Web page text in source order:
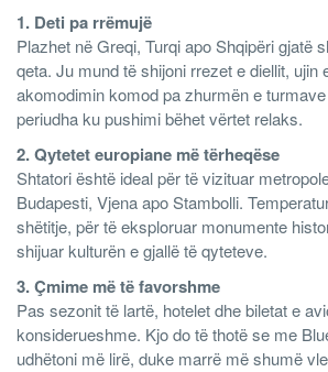
1. Deti pa rrëmujë
Plazhet në Greqi, Turqi apo Shqipëri gjatë
qeta. Ju mund të shijoni rrezet e diellit, ujin
akomodimin komod pa zhurmën e
periudha ku pushimi bëhet vërtet relaks.
2. Qytetet europiane më tërheqëse
Shtatori është ideal për të vizituar
Budapesti, Vjena apo Stambolli.
shëtitje, për të eksploruar monumente
shijuar kulturën e gjallë të qyteteve.
3. Çmime më të favorshme
Pas sezonit të lartë, hotelet dhe biletat e
konsiderueshme. Kjo do të thotë se me
udhëtoni më lirë, duke marrë më shumë